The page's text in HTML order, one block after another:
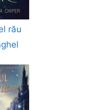
rău